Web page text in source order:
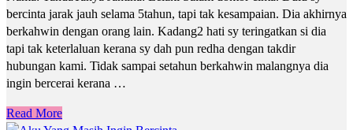
bercinta jarak jauh selama 5tahun, tapi tak kesampaian. Dia akhirnya
berkahwin dengan orang lain. Kadang2 hati sy teringatkan si dia
tapi tak keterlaluan kerana sy dah pun redha dengan takdir
hubungan kami. Tidak sampai setahun berkahwin malangnya dia
ingin bercerai kerana …
Read More